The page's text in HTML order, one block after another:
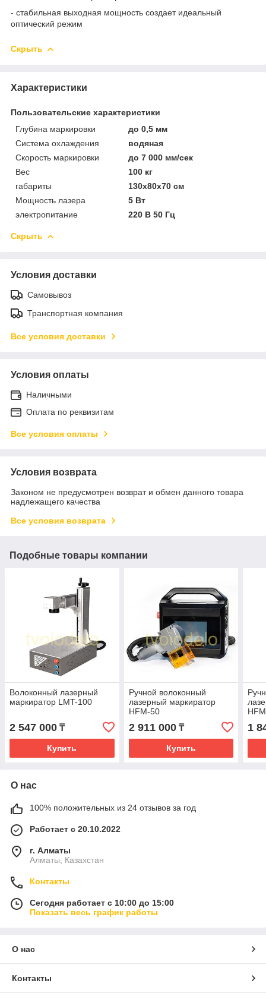
- стабильная выходная мощность создает идеальный
оптический режим
Скрыть
Характеристики
Пользовательские характеристики
Глубина маркировки
до 0,5 мм
Система охлаждения
водяная
Скорость маркировки
до 7 000 мм/сек
Вес
100 кг
габариты
130x80x70 см
Мощность лазера
5 Вт
электропитание
220 В 50 Гц
Скрыть
Условия доставки
Самовывоз
Транспортная компания
Все условия доставки
Условия оплаты
Наличными
Оплата по реквизитам
Все условия оплаты
Условия возврата
Законом не предусмотрен возврат и обмен данного товара
надлежащего качества
Все условия возврата
Подобные товары компании
Волоконный лазерный
маркиратор LMT-100
2 547 000 ₸
Купить
Ручной волоконный
лазерный маркиратор
HFM-50
2 911 000₸
Купить
1
О нас
100% положительных из 24 отзывов за год
Работает с 20.10.2022
г. Алматы
Алматы, Казахстан
Контакты
Сегодня работает с 10:00 до 15:00
Показать весь график работы
О нас
Контакты